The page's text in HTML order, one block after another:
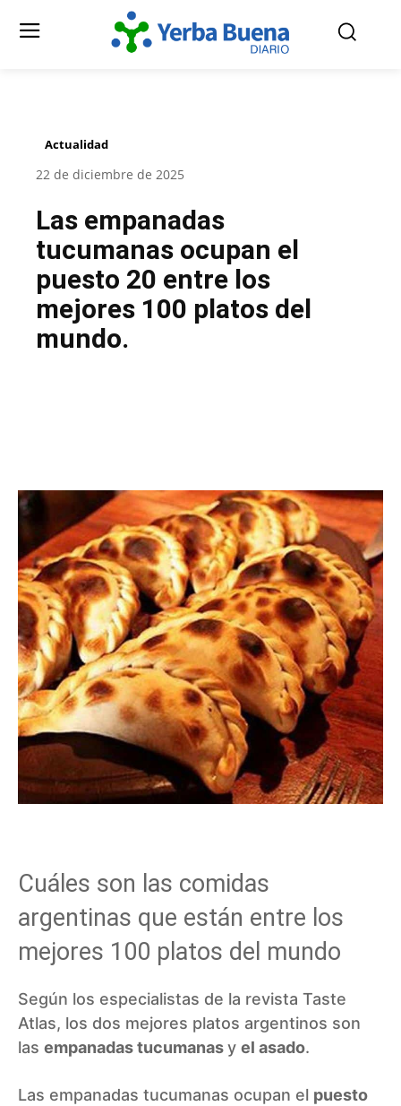
Actualidad
22 de diciembre de 2025
Las empanadas
tucumanas ocupan el
puesto 20 entre los
mejores 100 platos del
mundo.
Cuáles son las comidas
argentinas que están entre los
mejores 100 platos del mundo
Según los especialistas de la revista Taste
Atlas, los dos mejores platos argentinos son
las empanadas tucumanasy el asado.
Las empanadas tucumanas ocupan el puesto